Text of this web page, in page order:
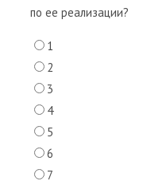
по ее реализации?
1
2
3
4
5
6
7